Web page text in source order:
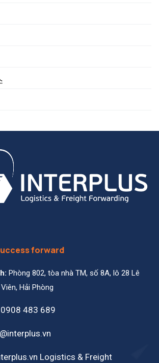
forward
Phòng 802, tòa nhà TM, số 8A, lô 28 Lê
Hải Phòng
0908 483 689
Logistics & Freight